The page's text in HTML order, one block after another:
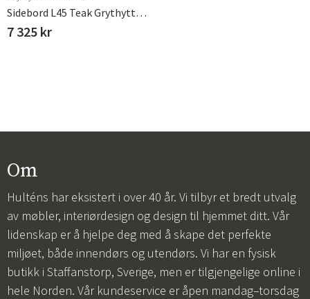
Sidebord L45 Teak Grythyttan Stålmöbler
7 325 kr
Om
Hulténs har eksistert i over 40 år. Vi tilbyr et bredt utvalg
av møbler, interiørdesign og design til hjemmet ditt. Vår
lidenskap er å hjelpe deg med å skape det perfekte
miljøet, både innendørs og utendørs. Vi har en fysisk
butikk i Staffanstorp, Sverige, men er tilgjengelige online i
hele Norden. Vår kundeservice er åpen mandag–torsdag